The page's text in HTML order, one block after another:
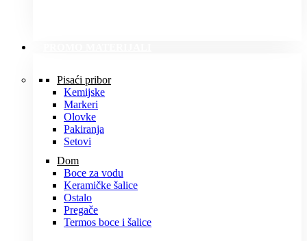
Pisaći pribor
Kemijske
Markeri
Olovke
Pakiranja
Setovi
Dom
Boce za vodu
Keramičke šalice
Ostalo
Pregače
Termos boce i šalice